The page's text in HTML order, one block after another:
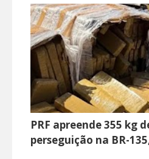
PRF apreende 355 kg
perseguição na BR-